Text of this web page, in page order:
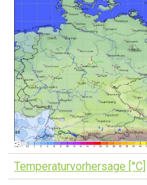
Temperaturvorhersage [°C]